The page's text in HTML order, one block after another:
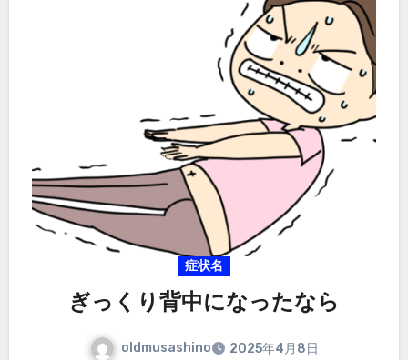
症状名
ぎっくり背中になったなら
oldmusashino 2025年4月8日